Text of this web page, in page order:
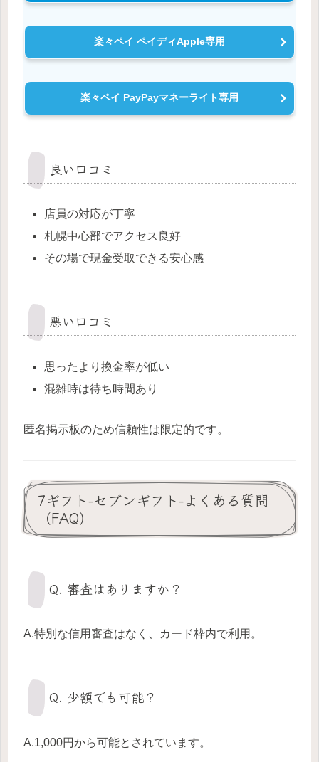
楽々ペイ ペイディApple専用
楽々ペイ PayPayマネーライト専用
良い口コミ
店員の対応が丁寧
札幌中心部でアクセス良好
その場で現金受取できる安心感
悪い口コミ
思ったより換金率が低い
混雑時は待ち時間あり
匿名掲示板のため信頼性は限定的です。
7ギフト-セブンギフト-よくある質問
（FAQ）
Q. 審査はありますか？
A.特別な信用審査はなく、カード枠内で利用。
Q. 少額でも可能？
A.1,000円から可能とされています。